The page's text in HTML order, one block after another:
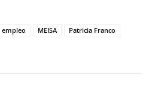
empleo MEISA
Patricia Franco